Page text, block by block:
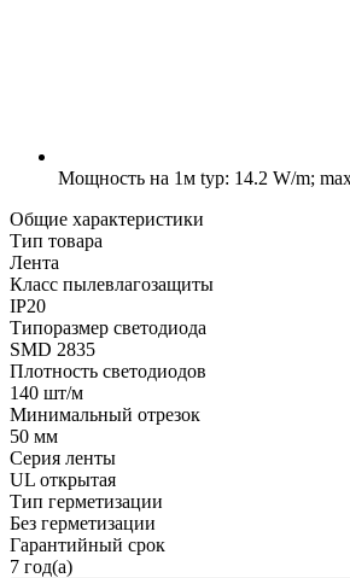
Мощность на 1м typ: 14.2 W/m;
Общие характеристики
Тип товара
Лента
Класс пылевлагозащиты
IP20
Типоразмер светодиода
SMD 2835
Плотность светодиодов
140 шт/м
Минимальный отрезок
50 мм
Серия ленты
UL открытая
Тип герметизации
Без герметизации
Гарантийный срок
7 год(а)